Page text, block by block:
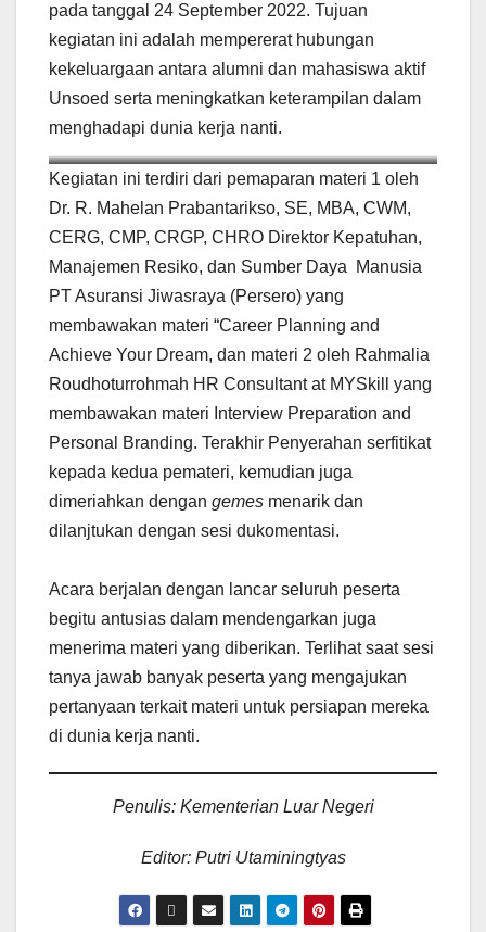
pada tanggal 24 September 2022. Tujuan
kegiatan ini adalah mempererat hubungan
kekeluargaan antara alumni dan mahasiswa aktif
Unsoed serta meningkatkan keterampilan dalam
menghadapi dunia kerja nanti.
(Sumber: Kementerian Luar Negeri)
Kegiatan ini terdiri dari pemaparan materi 1 oleh
Dr. R. Mahelan Prabantarikso, SE, MBA, CWM,
CERG, CMP, CRGP, CHRO Direktor Kepatuhan,
Manajemen Resiko, dan Sumber Daya Manusia
PT Asuransi Jiwasraya (Persero) yang
membawakan materi “Career Planning and
Achieve Your Dream, dan materi 2 oleh Rahmalia
Roudhoturrohmah HR Consultant at MYSkill yang
membawakan materi Interview Preparation and
Personal Branding. Terakhir Penyerahan serfitikat
kepada kedua pemateri, kemudian juga
dimeriahkan dengan gemes menarik dan
dilanjtukan dengan sesi dukomentasi.
Acara berjalan dengan lancar seluruh peserta
begitu antusias dalam mendengarkan juga
menerima materi yang diberikan. Terlihat saat sesi
tanya jawab banyak peserta yang mengajukan
pertanyaan terkait materi untuk persiapan mereka
di dunia kerja nanti.
Penulis: Kementerian Luar Negeri
Editor: Putri Utaminingtyas